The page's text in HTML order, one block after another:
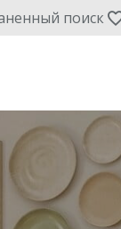
поиск